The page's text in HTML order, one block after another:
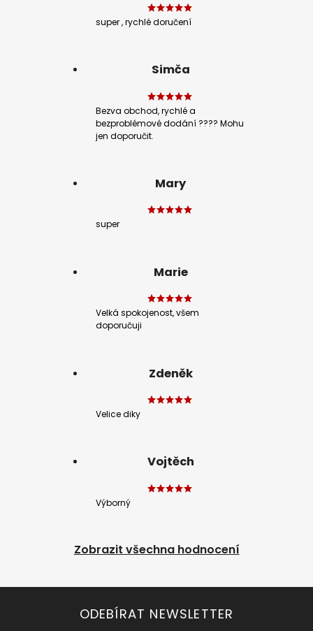
super , rychlé doručení
Simča
Bezva obchod, rychlé a
bezproblémové dodání ???? Mohu
jen doporučit.
Mary
super
Marie
Velká spokojenost, všem
doporučuji
Zdeněk
Velice diky
Vojtěch
Výborný
Zobrazit všechna hodnocení
ODEBÍRAT NEWSLETTER